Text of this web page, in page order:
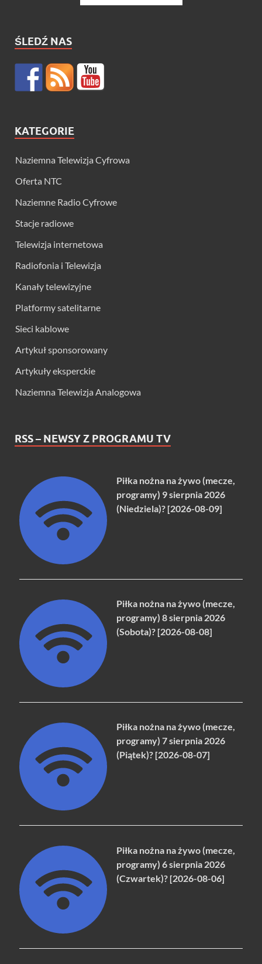
ŚLEDŹ NAS
KATEGORIE
Naziemna Telewizja Cyfrowa
Oferta NTC
Naziemne Radio Cyfrowe
Stacje radiowe
Telewizja internetowa
Radiofonia i Telewizja
Kanały telewizyjne
Platformy satelitarne
Sieci kablowe
Artykuł sponsorowany
Artykuły eksperckie
Naziemna Telewizja Analogowa
RSS – NEWSY Z PROGRAMU TV
Piłka nożna na żywo (mecze,
programy) 9 sierpnia 2026
(Niedziela)? [2026-08-09]
Piłka nożna na żywo (mecze,
programy) 8 sierpnia 2026
(Sobota)? [2026-08-08]
Piłka nożna na żywo (mecze,
programy) 7 sierpnia 2026
(Piątek)? [2026-08-07]
Piłka nożna na żywo (mecze,
programy) 6 sierpnia 2026
(Czwartek)? [2026-08-06]